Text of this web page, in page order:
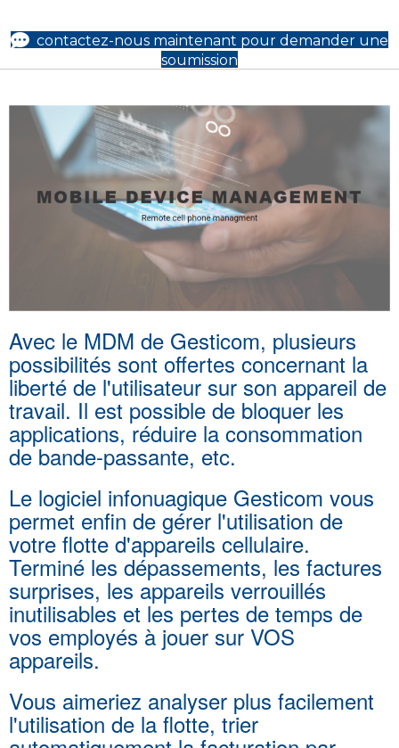
contactez-nous maintenant pour demander une
soumission
Avec le MDM de Gesticom, plusieurs
possibilités sont offertes concernant la
liberté de l'utilisateur sur son appareil de
travail. Il est possible de bloquer les
applications, réduire la consommation
de bande-passante, etc.
Le logiciel infonuagique Gesticom vous
permet enfin de gérer l'utilisation de
votre flotte d'appareils cellulaire.
Terminé les dépassements, les factures
surprises, les appareils verrouillés
inutilisables et les pertes de temps de
vos employés à jouer sur VOS
appareils.
Vous aimeriez analyser plus facilement
l'utilisation de la flotte, trier